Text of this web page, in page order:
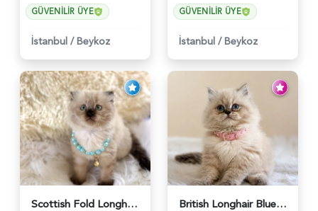
GÜVENILIR ÜYE
İstanbul / Beykoz
GÜVENILIR ÜYE
İstanbul / Beykoz
Scottish Fold Longhair Çikolata Erkek Yavrumuz - 6119 British Longhair Blue Point Afrodit Yuva Arıyor - 6118